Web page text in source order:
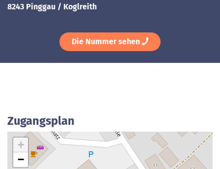
8243 Pinggau / Koglreith
Die Nummer sehen
Zugangsplan
+
−